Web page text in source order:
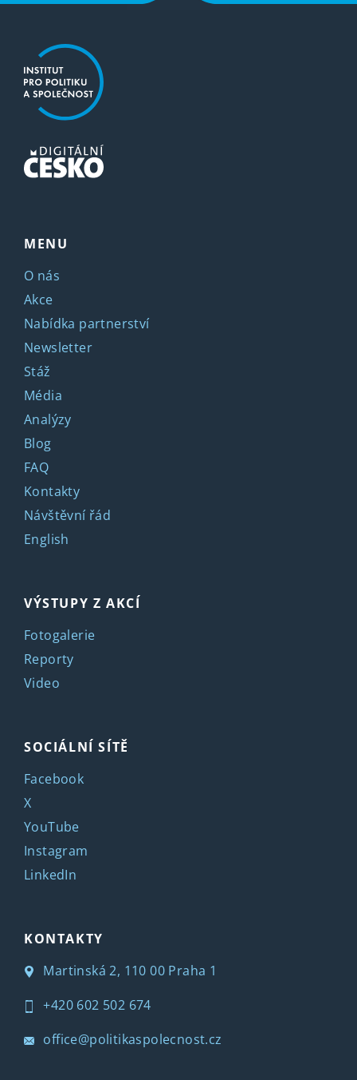
MENU
O nás
Akce
Nabídka partnerství
Newsletter
Stáž
Média
Analýzy
Blog
FAQ
Kontakty
Návštěvní řád
English
VÝSTUPY Z AKCÍ
Fotogalerie
Reporty
Video
SOCIÁLNÍ SÍTĚ
Facebook
X
YouTube
Instagram
LinkedIn
KONTAKTY
Martinská 2, 110 00 Praha 1
+420 602 502 674
office@politikaspolecnost.cz